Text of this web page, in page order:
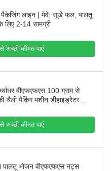
लाइन | मेवे, सूखे फल, पालतू
2-14 सामग्री
अच्छी कीमत पाएं
वीएफएफएस 100 ग्राम से
थैली पैकिंग मशीन डीहाइड्रेटर
अच्छी कीमत पाएं
पालतू भोजन वीएफएफएस नट्स